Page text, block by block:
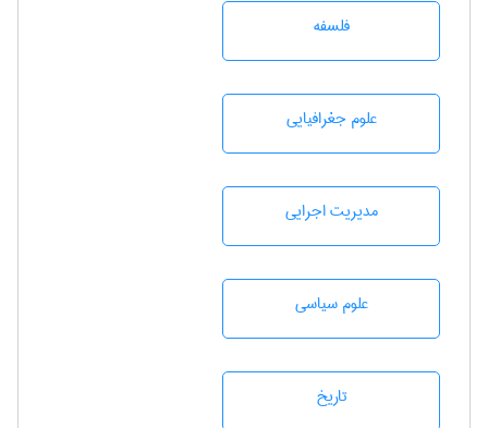
فلسفه
علوم جغرافيايی
مديريت اجرايی
علوم سياسی
تاريخ